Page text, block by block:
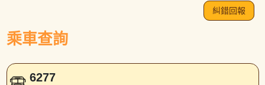
糾錯回報
乘車查詢
6277